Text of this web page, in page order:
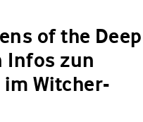
of the Deep
Infos zun
Witcher-